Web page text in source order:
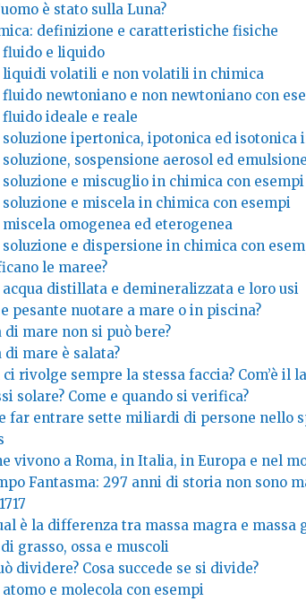
è stato sulla Luna?
definizione e caratteristiche fisiche
e liquido
volatili e non volatili in chimica
newtoniano e non newtoniano con
ideale e reale
ipertonica, ipotonica ed isotonica
sospensione aerosol ed
e miscuglio in chimica con esempi
e miscela in chimica con esempi
omogenea ed eterogenea
e dispersione in chimica con
le maree?
distillata e demineralizzata e loro usi
pesante nuotare a mare o in piscina?
di mare non si può bere?
di mare è salata?
rivolge sempre la stessa faccia? Com’è il
solare? Come e quando si verifica?
far entrare sette miliardi di persone nello
vivono a Roma, in Italia, in Europa e nel
Fantasma: 297 anni di storia non sono
è la differenza tra massa magra e massa
grasso, ossa e muscoli
dividere? Cosa succede se si divide?
e molecola con esempi